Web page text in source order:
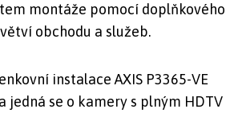
montáže pomocí doplňkového
obchodu a služeb.
instalace AXIS P3365-VE
jedná se o kamery s plným HDTV